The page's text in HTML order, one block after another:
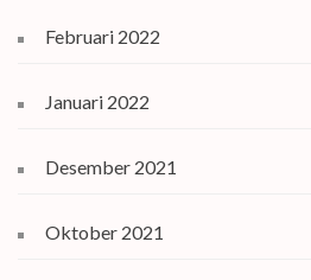
Februari 2022
Januari 2022
Desember 2021
Oktober 2021